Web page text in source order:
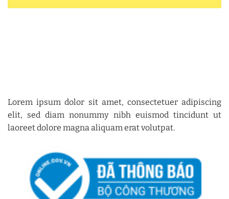
Lorem ipsum dolor sit amet, consectetuer adipiscing
elit, sed diam nonummy nibh euismod tincidunt ut
laoreet dolore magna aliquam erat volutpat.